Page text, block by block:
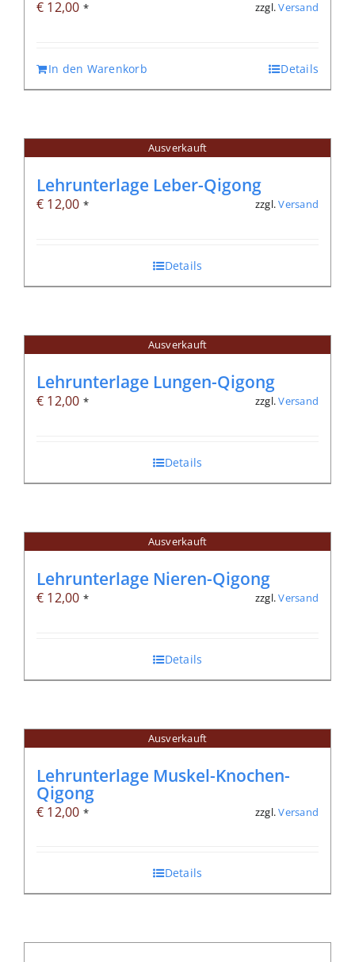
€ 12,00 * zzgl.Versand
In den Warenkorb Details
Ausverkauft
Lehrunterlage Leber-Qigong
€ 12,00 * zzgl.Versand
Details
Ausverkauft
Lehrunterlage Lungen-Qigong
€ 12,00 * zzgl.Versand
Details
Ausverkauft
Lehrunterlage Nieren-Qigong
€ 12,00 * zzgl.Versand
Details
Ausverkauft
Lehrunterlage Muskel-Knochen-
Qigong
€ 12,00 * zzgl.Versand
Details